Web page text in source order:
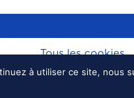
Tous les cookies
à utiliser ce site, nous